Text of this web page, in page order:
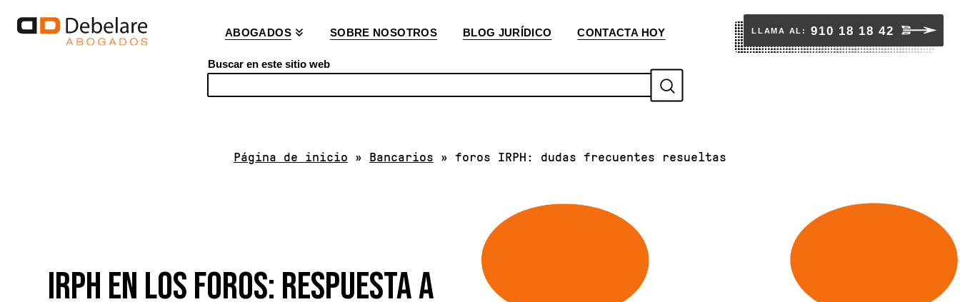
ABOGADOS SOBRE NOSOTROS BLOG JURÍDICO CONTACTA HOY LLAMA AL: 910 18 18 42
Buscar en este sitio web
S
u
m
Página de inicio » Bancarios » foros IRPH: dudas frecuentes resueltas
IRPH EN LOS FOROS: RESPUESTA A